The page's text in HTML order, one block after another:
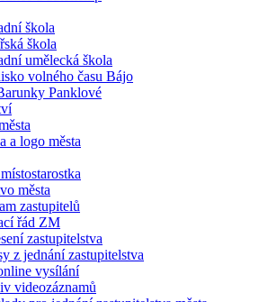
škola
škola
umělecká škola
volného času Bájo
Panklové
a logo města
města
zastupitelů
řád ZM
zastupitelstva
z jednání zastupitelstva
vysílání
videozáznamů